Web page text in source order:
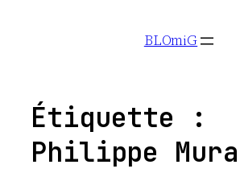
BLOmiG
Étiquette :
Philippe